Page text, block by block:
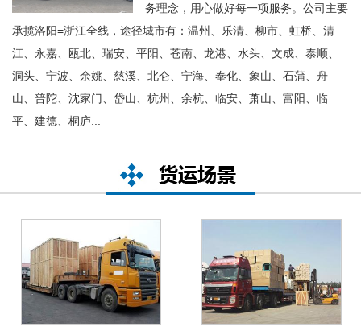
务理念，用心做好每一项服务。公司主要
承揽洛阳=浙江全线，途径城市有：温州、乐清、柳市、虹桥、清
江、永嘉、瓯北、瑞安、平阳、苍南、龙港、水头、文成、泰顺、
洞头、宁波、余姚、慈溪、北仑、宁海、奉化、象山、石蒲、舟
山、普陀、沈家门、岱山、杭州、余杭、临安、萧山、富阳、临
平、建德、桐庐...